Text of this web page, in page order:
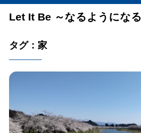
Let It Be ～なるようになる
タグ：家